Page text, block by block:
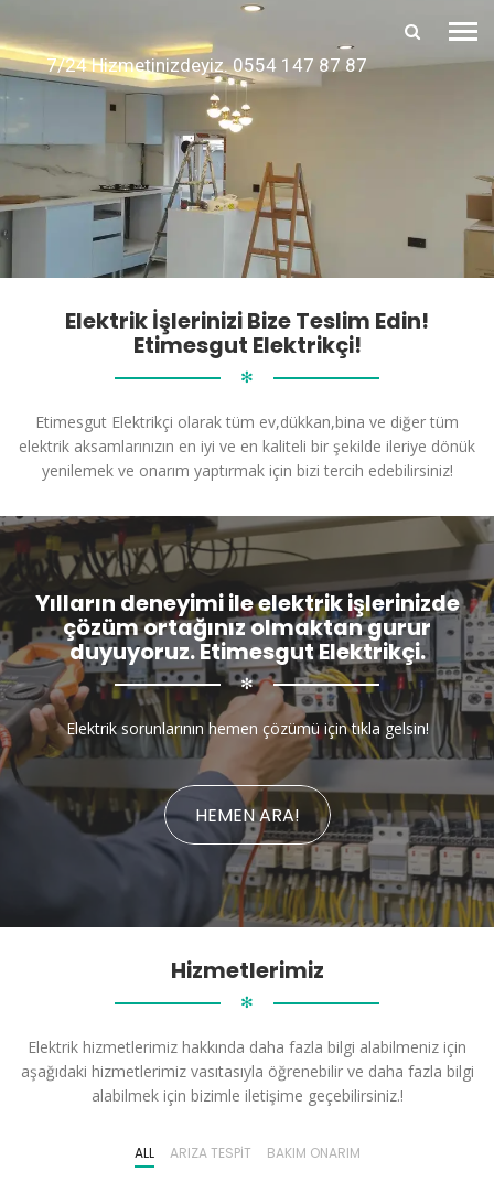
7/24 Hizmetinizdeyiz. 0554 147 87 87
Elektrik İşlerinizi Bize Teslim Edin!
Etimesgut Elektrikçi!
✻
Etimesgut Elektrikçi olarak tüm ev,dükkan,bina ve diğer tüm
elektrik aksamlarınızın en iyi ve en kaliteli bir şekilde ileriye dönük
yenilemek ve onarım yaptırmak için bizi tercih edebilirsiniz!
Yılların deneyimi ile elektrik işlerinizde
çözüm ortağınız olmaktan gurur
duyuyoruz. Etimesgut Elektrikçi.
✻
Elektrik sorunlarının hemen çözümü için tıkla gelsin!
HEMEN ARA!
Hizmetlerimiz
✻
Elektrik hizmetlerimiz hakkında daha fazla bilgi alabilmeniz için
aşağıdaki hizmetlerimiz vasıtasıyla öğrenebilir ve daha fazla bilgi
alabilmek için bizimle iletişime geçebilirsiniz.!
ALL ARIZA TESPIT BAKIM ONARIM